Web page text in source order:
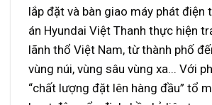
lắp đặt và bàn giao máy phát điện
án Hyundai Việt Thanh thực hiện
lãnh thổ Việt Nam, từ thành phố
vùng núi, vùng sâu vùng xa... Với
“chất lượng đặt lên hàng đầu” tổ